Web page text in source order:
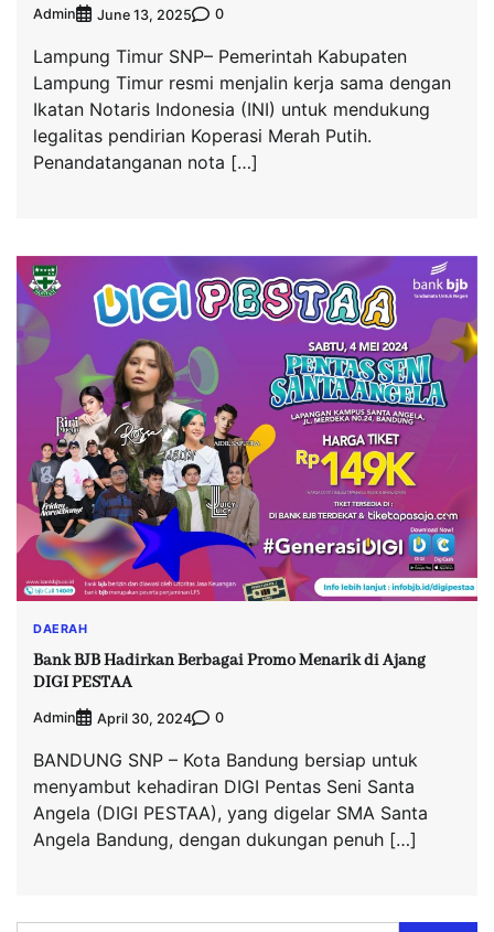
Admin June 13, 2025 0
Lampung Timur SNP– Pemerintah Kabupaten
Lampung Timur resmi menjalin kerja sama dengan
Ikatan Notaris Indonesia (INI) untuk mendukung
legalitas pendirian Koperasi Merah Putih.
Penandatanganan nota […]
DAERAH
Bank BJB Hadirkan Berbagai Promo Menarik di Ajang
DIGI PESTAA
Admin April 30, 2024 0
BANDUNG SNP – Kota Bandung bersiap untuk
menyambut kehadiran DIGI Pentas Seni Santa
Angela (DIGI PESTAA), yang digelar SMA Santa
Angela Bandung, dengan dukungan penuh […]